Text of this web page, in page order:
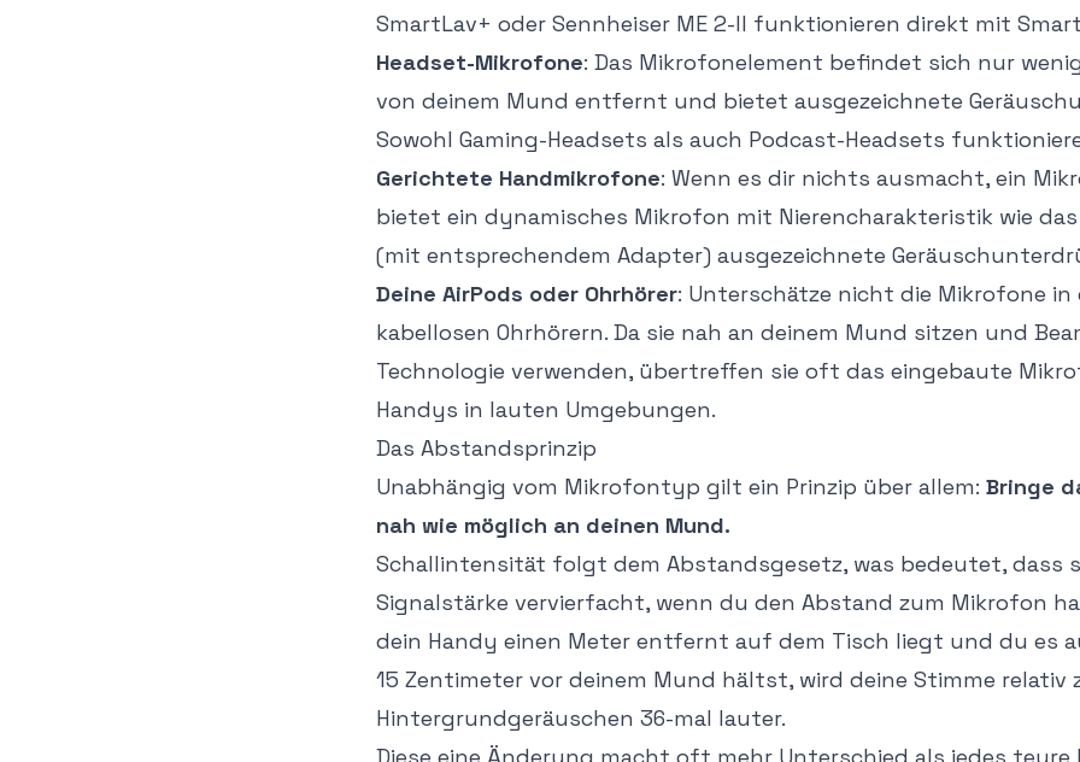
SmartLav+ oder Sennheiser ME 2-II funktionieren direkt mit
Headset-Mikrofone: Das Mikrofonelement befindet sich nur
von deinem Mund entfernt und bietet ausgezeichnete
Sowohl Gaming-Headsets als auch Podcast-Headsets
Gerichtete Handmikrofone: Wenn es dir nichts ausmacht, ein
bietet ein dynamisches Mikrofon mit Nierencharakteristik wie das
(mit entsprechendem Adapter) ausgezeichnete
Deine AirPods oder Ohrhörer: Unterschätze nicht die Mikrofone in
kabellosen Ohrhörern. Da sie nah an deinem Mund sitzen und
Technologie verwenden, übertreffen sie oft das eingebaute
Handys in lauten Umgebungen.
Das Abstandsprinzip
Unabhängig vom Mikrofontyp gilt ein Prinzip über allem: Bringe
nah wie möglich an deinen Mund.
Schallintensität folgt dem Abstandsgesetz, was bedeutet, dass
Signalstärke vervierfacht, wenn du den Abstand zum Mikrofon
dein Handy einen Meter entfernt auf dem Tisch liegt und du es
15 Zentimeter vor deinem Mund hältst, wird deine Stimme relativ
Hintergrundgeräuschen 36-mal lauter.